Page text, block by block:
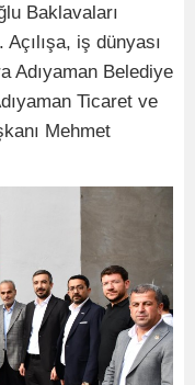
Baklavaları
Açılışa, iş dünyası
Adıyaman Belediye
Ticaret ve
Mehmet